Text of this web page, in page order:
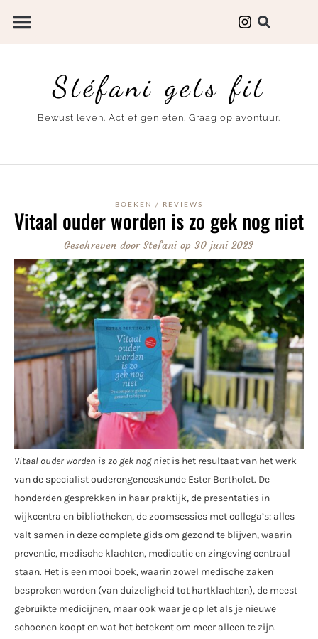
Stéfani gets fit
Bewust leven. Actief genieten. Graag op avontuur.
BOEKEN / REVIEWS
Vitaal ouder worden is zo gek nog niet
Geschreven doorStefani op 30 juni 2023
Vitaal ouder worden is zo gek nog niet is het resultaat van het werk
van de specialist ouderengeneeskunde Ester Bertholet. De
honderden gesprekken in haar praktijk, de presentaties in
wijkcentra en bibliotheken, de zoomsessies met collega’s: alles
valt samen in deze complete gids om gezond te blijven, waarin
preventie, medische klachten, medicatie en zingeving centraal
staan. Het is een mooi boek, waarin zowel medische zaken
besproken worden (van duizeligheid tot hartklachten), de meest
gebruikte medicijnen, maar ook waar je op let als je nieuwe
schoenen koopt en wat het betekent om meer alleen te zijn.